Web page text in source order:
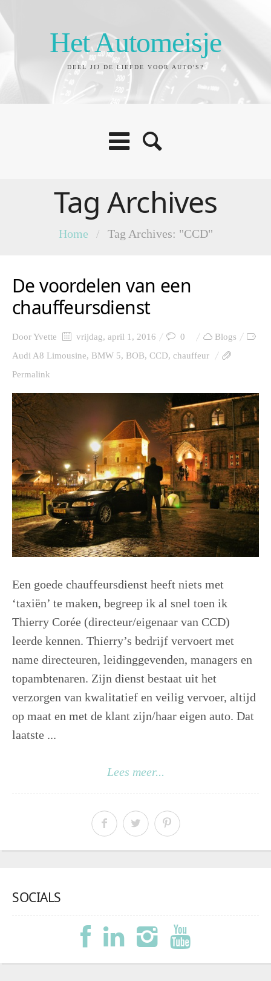
Het Automeisje
DEEL JIJ DE LIEFDE VOOR AUTO'S?
Tag Archives
Home / Tag Archives: "CCD"
De voordelen van een
chauffeursdienst
DoorYvette vrijdag, april 1, 2016 0
Blogs
Audi A8 Limousine, BMW 5, BOB, CCD, chauffeur
Permalink
Een goede chauffeursdienst heeft niets met
‘taxiën’ te maken, begreep ik al snel toen ik
Thierry Corée (directeur/eigenaar van CCD)
leerde kennen. Thierry’s bedrijf vervoert met
name directeuren, leidinggevenden, managers en
topambtenaren. Zijn dienst bestaat uit het
verzorgen van kwalitatief en veilig vervoer, altijd
op maat en met de klant zijn/haar eigen auto. Dat
laatste ...
Lees meer...
SOCIALS